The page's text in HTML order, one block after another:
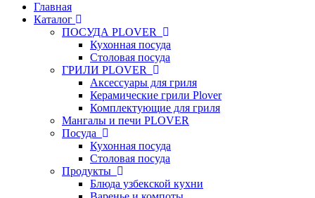
Главная
Каталог
ПОСУДА PLOVER
Кухонная посуда
Столовая посуда
ГРИЛИ PLOVER
Аксессуары для гриля
Керамические грили Plover
Комплектующие для гриля
Мангалы и печи PLOVER
Посуда
Кухонная посуда
Столовая посуда
Продукты
Блюда узбекской кухни